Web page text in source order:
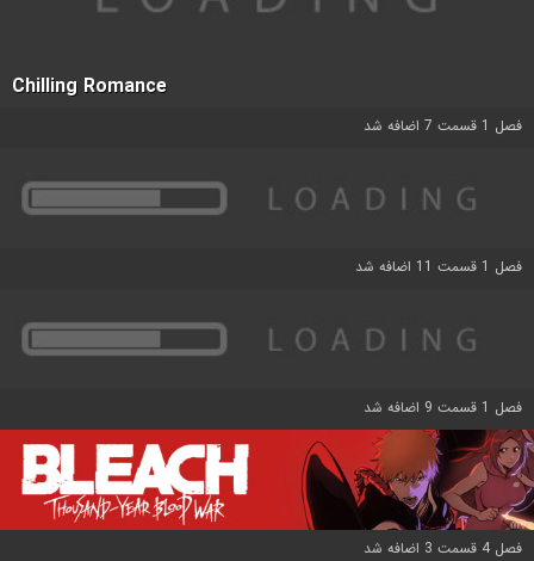
Chilling Romance
فصل 1 قسمت 7 اضافه شد
فصل 1 قسمت 11 اضافه شد
فصل 1 قسمت 9 اضافه شد
فصل 4 قسمت 3 اضافه شد